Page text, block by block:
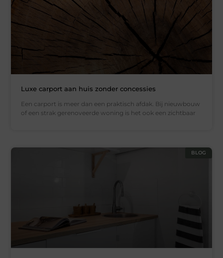
Luxe carport aan huis zonder concessies
Een carport is meer dan een praktisch afdak. Bij nieuwbouw
of een strak gerenoveerde woning is het ook een zichtbaar
BLOG